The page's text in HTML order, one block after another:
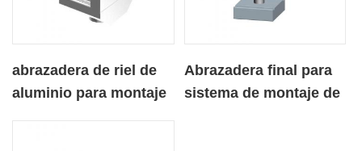
abrazadera de riel de
aluminio para montaje
Abrazadera final para
sistema de montaje de